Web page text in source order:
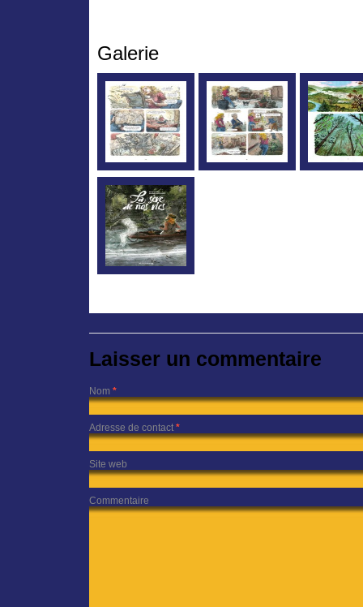
Galerie
Laisser un commentaire
Nom *
Adresse de contact *
Site web
Commentaire